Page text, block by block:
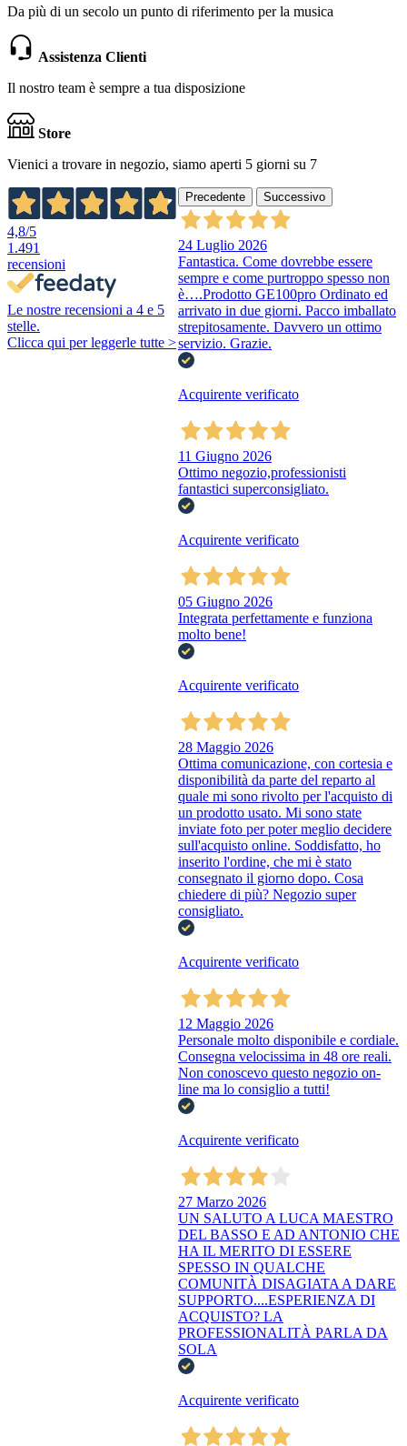
Da più di un secolo un punto di riferimento per la musica
Assistenza Clienti
Il nostro team è sempre a tua disposizione
Store
Vienici a trovare in negozio, siamo aperti 5 giorni su 7
4,8/5
1.491
recensioni
Le nostre recensioni a 4 e 5
stelle.
Clicca qui per leggerle tutte >
Precedente Successivo
24 Luglio 2026
Fantastica. Come dovrebbe essere
sempre e come purtroppo spesso non
è….Prodotto GE100pro Ordinato ed
arrivato in due giorni. Pacco imballato
strepitosamente. Davvero un ottimo
servizio. Grazie.
Acquirente verificato
11 Giugno 2026
Ottimo negozio,professionisti
fantastici superconsigliato.
Acquirente verificato
05 Giugno 2026
Integrata perfettamente e funziona
molto bene!
Acquirente verificato
28 Maggio 2026
Ottima comunicazione, con cortesia e
disponibilità da parte del reparto al
quale mi sono rivolto per l'acquisto di
un prodotto usato. Mi sono state
inviate foto per poter meglio decidere
sull'acquisto online. Soddisfatto, ho
inserito l'ordine, che mi è stato
consegnato il giorno dopo. Cosa
chiedere di più? Negozio super
consigliato.
Acquirente verificato
12 Maggio 2026
Personale molto disponibile e cordiale.
Consegna velocissima in 48 ore reali.
Non conoscevo questo negozio on-
line ma lo consiglio a tutti!
Acquirente verificato
27 Marzo 2026
UN SALUTO A LUCA MAESTRO
DEL BASSO E AD ANTONIO CHE
HA IL MERITO DI ESSERE
SPESSO IN QUALCHE
COMUNITÀ DISAGIATA A DARE
SUPPORTO....ESPERIENZA DI
ACQUISTO? LA
PROFESSIONALITÀ PARLA DA
SOLA
Acquirente verificato